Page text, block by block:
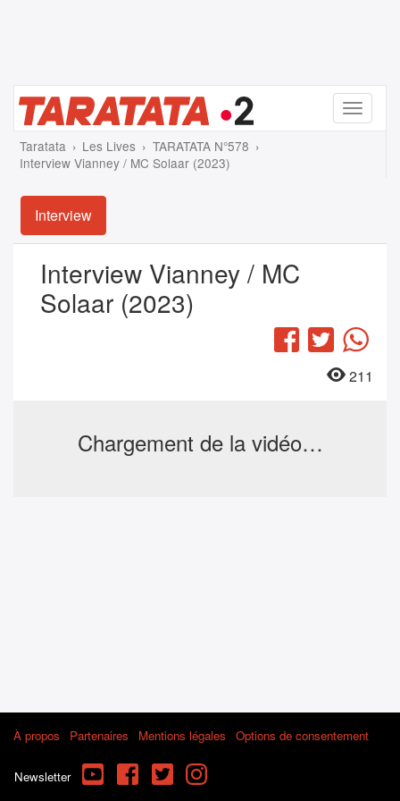
Menu
Taratata Les Lives
TARATATA N°578
Interview Vianney / MC Solaar (2023)
Interview
Interview Vianney / MC
Solaar (2023)
Facebook
Twitter
211
Chargement de la vidéo…
À propos Partenaires Mentions légales Options de consentement
Newsletter YouTube FacebookTwitterInstagram